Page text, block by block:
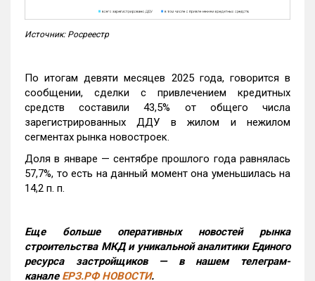
Источник: Росреестр
По итогам девяти месяцев 2025 года, говорится в
сообщении, сделки с привлечением кредитных
средств составили 43,5% от общего числа
зарегистрированных ДДУ в жилом и нежилом
сегментах рынка новостроек.
Доля в январе — сентябре прошлого года равнялась
57,7%, то есть на данный момент она уменьшилась на
14,2 п. п.
Еще больше оперативных новостей рынка
строительства МКД и уникальной аналитики Единого
ресурса застройщиков — в нашем телеграм-
канале ЕРЗ.РФ НОВОСТИ.